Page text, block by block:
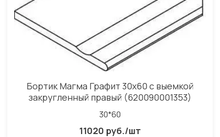
Бортик Магма Графит 30x60 с выемкой
закругленный правый (620090001353)
30*60
11020 руб./шт